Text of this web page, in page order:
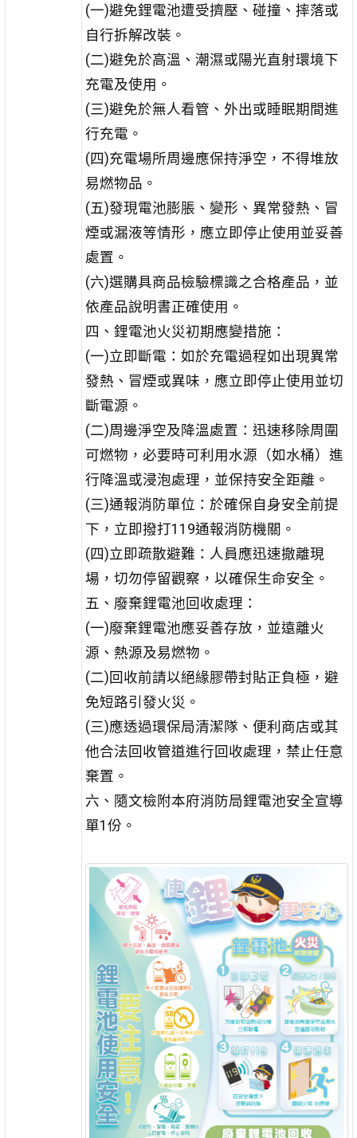
(一)避免鋰電池遭受擠壓、碰撞、摔落或
自行拆解改裝。
(二)避免於高溫、潮濕或陽光直射環境下
充電及使用。
(三)避免於無人看管、外出或睡眠期間進
行充電。
(四)充電場所周邊應保持淨空，不得堆放
易燃物品。
(五)發現電池膨脹、變形、異常發熱、冒
煙或漏液等情形，應立即停止使用並妥善
處置。
(六)選購具商品檢驗標識之合格產品，並
依產品說明書正確使用。
四、鋰電池火災初期應變措施：
(一)立即斷電：如於充電過程如出現異常
發熱、冒煙或異味，應立即停止使用並切
斷電源。
(二)周邊淨空及降溫處置：迅速移除周圍
可燃物，必要時可利用水源（如水桶）進
行降溫或浸泡處理，並保持安全距離。
(三)通報消防單位：於確保自身安全前提
下，立即撥打119通報消防機關。
(四)立即疏散避難：人員應迅速撤離現
場，切勿停留觀察，以確保生命安全。
五、廢棄鋰電池回收處理：
(一)廢棄鋰電池應妥善存放，並遠離火
源、熱源及易燃物。
(二)回收前請以絕緣膠帶封貼正負極，避
免短路引發火災。
(三)應透過環保局清潔隊、便利商店或其
他合法回收管道進行回收處理，禁止任意
棄置。
六、隨文檢附本府消防局鋰電池安全宣導
單1份。